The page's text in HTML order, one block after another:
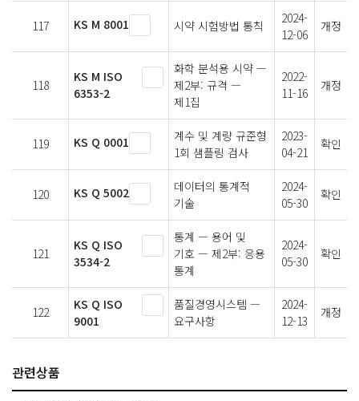
117 KS M 8001 시약 시험방법 통칙
2024-
12-06
개정
118
KS M ISO
6353-2
화학 분석용 시약 —
제2부: 규격 —
제1집
2022-
11-16
개정
119 KS Q 0001
계수 및 계량 규준형
1회 샘플링 검사
2023-
04-21
확인
120 KS Q 5002
데이터의 통계적
기술
2024-
05-30
확인
121
KS Q ISO
3534-2
통계 — 용어 및
기호 — 제2부: 응용
통계
2024-
05-30
확인
122
KS Q ISO
9001
품질경영시스템 —
요구사항
2024-
12-13
개정
관련상품